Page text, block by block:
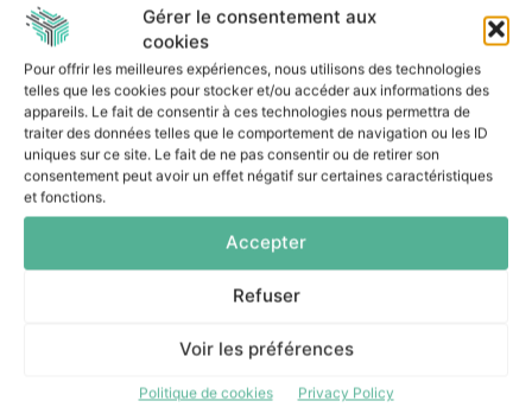
Gérer le consentement aux
cookies
Pour offrir les meilleures expériences, nous utilisons des technologies
telles que les cookies pour stocker et/ou accéder aux informations des
appareils. Le fait de consentir à ces technologies nous permettra de
traiter des données telles que le comportement de navigation ou les ID
uniques sur ce site. Le fait de ne pas consentir ou de retirer son
consentement peut avoir un effet négatif sur certaines caractéristiques
et fonctions.
Accepter
Refuser
Voir les préférences
Politique de cookies Privacy Policy
Le déploiement chez Efficy s’inscrit dans une trajectoire
de croissance soutenue pour Avanoo, qui revendique
aujourd’hui un portefeuille diversifié de clients sur le
secteur du conseil, les collectivités territoriales, la
banque-assurance ainsi que d’autres industries majeures.
La société, fondée par Tanguy Duthion et Etienne
Delouvrier, mise sur une exécution produit rapide et un
accompagnement client de proximité pour s’imposer
durablement sur le segment de la gouvernance Shadow IT
et Shadow AI.
reconnu pour son exigence opérationnelle et son
ambition de souveraineté numérique, vient renforcer la